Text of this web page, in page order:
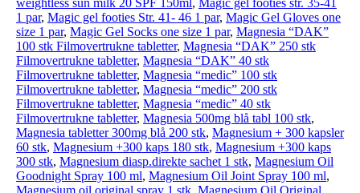
weightless sun milk 20 SPF 150ml, Magic gel footies str. 35-41
1 par, Magic gel footies Str. 41- 46 1 par, Magic Gel Gloves one
size 1 par, Magic Gel Socks one size 1 par, Magnesia “DAK”
100 stk Filmovertrukne tabletter, Magnesia “DAK” 250 stk
Filmovertrukne tabletter, Magnesia “DAK” 40 stk
Filmovertrukne tabletter, Magnesia “medic” 100 stk
Filmovertrukne tabletter, Magnesia “medic” 200 stk
Filmovertrukne tabletter, Magnesia “medic” 40 stk
Filmovertrukne tabletter, Magnesia 500mg blå tabl 100 stk,
Magnesia tabletter 300mg blå 200 stk, Magnesium + 300 kapsler
60 stk, Magnesium +300 kaps 180 stk, Magnesium +300 kaps
300 stk, Magnesium diasp.direkte sachet 1 stk, Magnesium Oil
Goodnight Spray 100 ml, Magnesium Oil Joint Spray 100 ml,
Magnesium oil original spray 1 stk, Magnesium Oil Original